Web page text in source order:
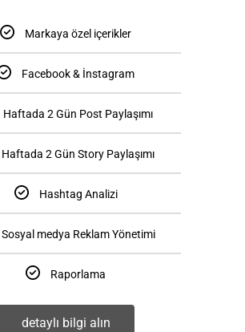
Markaya özel içerikler
Facebook & İnstagram
Haftada 2 Gün Post Paylaşımı
Haftada 2 Gün Story Paylaşımı
Hashtag Analizi
Sosyal medya Reklam Yönetimi
Raporlama
detaylı bilgi alın